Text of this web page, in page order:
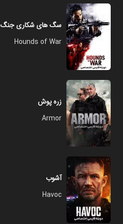
سگ های شکاری جنگ
Hounds of War
زره پوش
Armor
آشوب
Havoc